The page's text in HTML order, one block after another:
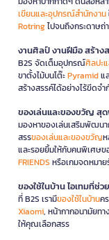
เขียนและอุปกรณ์สำนักงาน
Rotringไปจนถึงกระดาษถ่
งานศิลป์ งานฝีมือ สร้าง
B2S จัดเต็มอุปกรณ์ศิลปะ
ขาตั้งไม้บนโต๊ะPyramidแ
สร้างสรรค์ได้อย่างไร้ขีดจำ
ของเล่นและของขวัญ สุ
มองหาของเล่นเสริมพัฒน
สรรของเล่นและของขวัญ
และรอยยิ้มให้กับคนพิเศษข
FRIENDS หรือเกมจดหมาย
ของใช้ในบ้าน ไอเทมที่ช่
ที่ B2S เรามีของใช้ในบ้านค
Xiaomi, หน้ากากอนามัยท
ให้คุณเลือกสรร